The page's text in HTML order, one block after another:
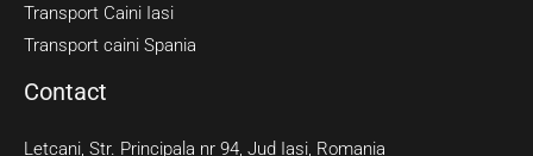
Transport Caini Iasi
Transport caini Spania
Contact
Letcani, Str. Principala nr 94, Jud Iasi, Romania